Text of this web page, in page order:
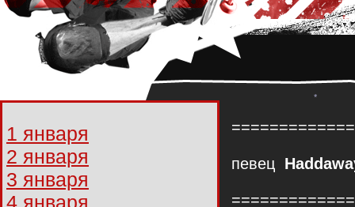
1 января
2 января
3 января
4 января
певец *